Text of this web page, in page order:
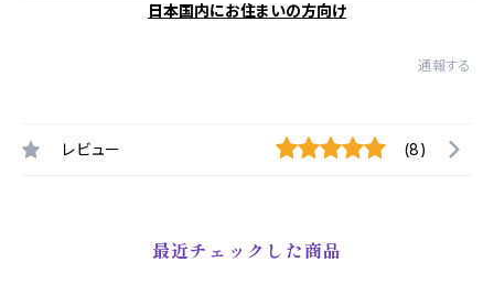
日本国内にお住まいの方向け
通報する
レビュー (8)
最近チェックした商品